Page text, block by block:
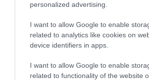
personalized advertising.
I want to allow Google to enable
related to analytics like cookies on
device identifiers in apps.
I want to allow Google to enable
related to functionality of the website
2024. AUGUSZTUS 6. ● CSÁKA ESZTER